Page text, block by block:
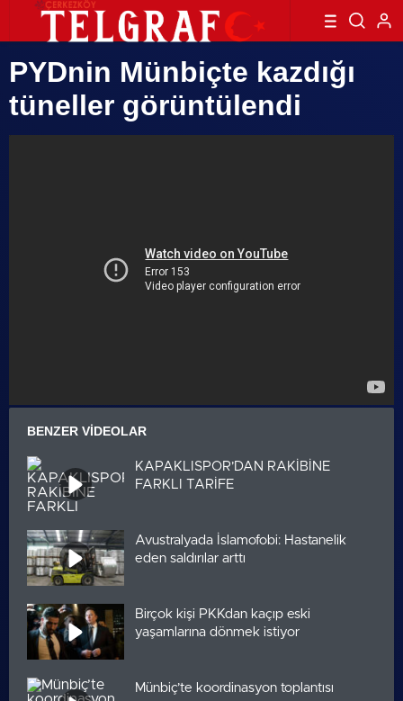
PYDnin Münbiçte kazdığı
tüneller görüntülendi​
BENZER VIDEOLAR
KAPAKLISPOR’DAN RAKİBİNE
FARKLI TARİFE
Avustralyada İslamofobi: Hastanelik
eden saldırılar arttı
Birçok kişi PKKdan kaçıp eski
yaşamlarına dönmek istiyor
Münbiç’te koordinasyon toplantısı